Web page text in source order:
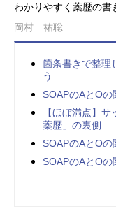
わかりやすく薬歴の書
岡村 祐聡
箇条書きで整理
う
SOAPのAとO
【ほぼ満点】
薬歴」の裏側
SOAPのAとO
SOAPのAとO